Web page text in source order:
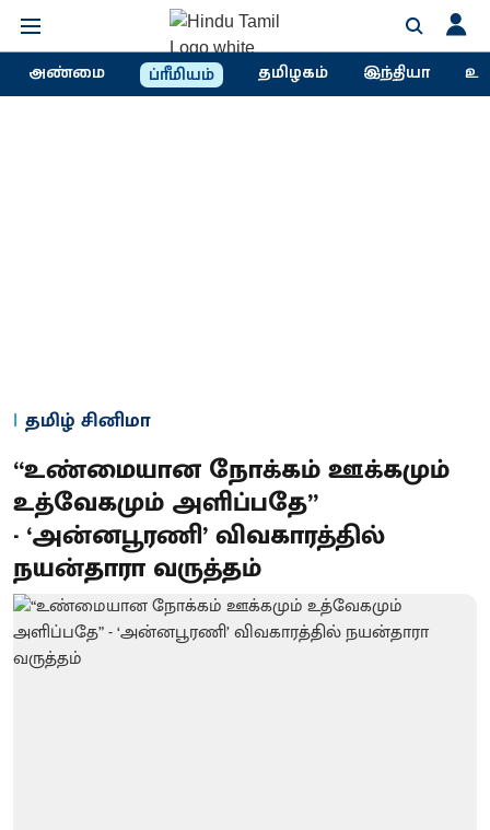
அண்மை ப்ரீமியம் தமிழகம் இந்தியா
தமிழ் சினிமா
“உண்மையான நோக்கம் ஊக்கமும்
உத்வேகமும் அளிப்பதே”
- ‘அன்னபூரணி’ விவகாரத்தில்
நயன்தாரா வருத்தம்